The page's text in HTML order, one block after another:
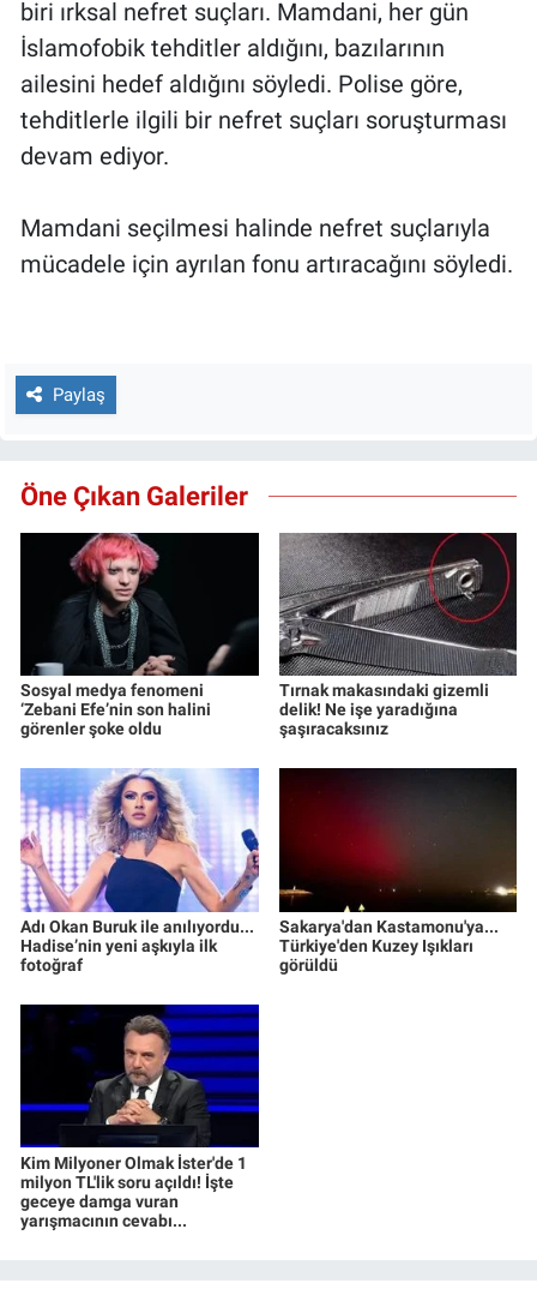
biri ırksal nefret suçları. Mamdani, her gün
İslamofobik tehditler aldığını, bazılarının
ailesini hedef aldığını söyledi. Polise göre,
tehditlerle ilgili bir nefret suçları soruşturması
devam ediyor.
Mamdani seçilmesi halinde nefret suçlarıyla
mücadele için ayrılan fonu artıracağını söyledi.
Paylaş
Öne Çıkan Galeriler
Sosyal medya fenomeni
‘Zebani Efe’nin son halini
görenler şoke oldu
Tırnak makasındaki gizemli
delik! Ne işe yaradığına
şaşıracaksınız
Adı Okan Buruk ile anılıyordu...
Hadise’nin yeni aşkıyla ilk
fotoğraf
Sakarya'dan Kastamonu'ya...
Türkiye'den Kuzey Işıkları
görüldü
Kim Milyoner Olmak İster'de 1
milyon TL'lik soru açıldı! İşte
geceye damga vuran
yarışmacının cevabı...